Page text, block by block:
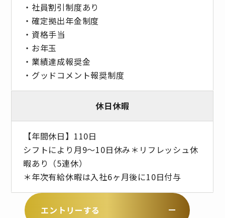
・社員割引制度あり
・確定拠出年金制度
・資格手当
・お年玉
・業績達成報奨金
・グッドコメント報奨制度
休日休暇
【年間休日】110日
シフトにより月9～10日休み＊リフレッシュ休
暇あり（5連休）
＊年次有給休暇は入社6ヶ月後に10日付与
エントリーする